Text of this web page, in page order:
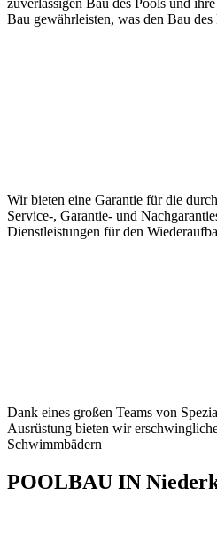
Bau gewährleisten, was den Bau
Wir bieten eine Garantie für die
Service-, Garantie- und
Dienstleistungen für den
Dank eines großen Teams von
Ausrüstung bieten wir
Schwimmbädern
POOLBAU IN